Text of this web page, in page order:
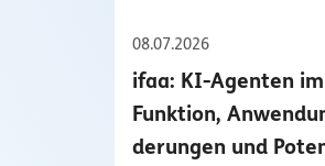
08.07.2026
ifaa: KI-Agenten
Funktion,
derungen und